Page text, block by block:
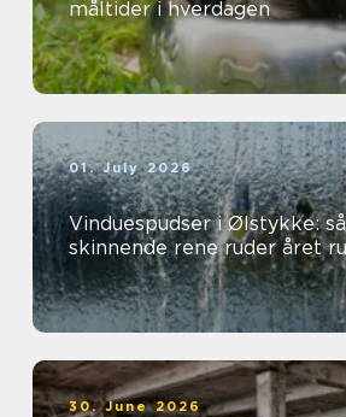
måltider i hverdagen
01. July 2026
Vinduespudser i Ølstykke:
skinnende rene ruder året
30. June 2026